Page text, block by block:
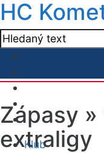
HC
Klub
Zápasy »
extraligy